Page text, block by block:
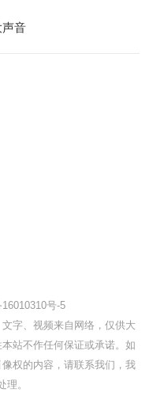
音
号-5
字、视频来自网络，仅供大
站不作任何保证或承诺。如
权的内容，请联系我们，我
理。